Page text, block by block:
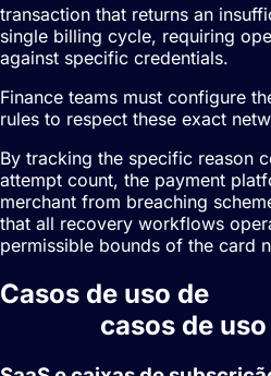
transaction that returns an
single billing cycle, requiring
against specific credentials.
Finance teams must configure
rules to respect these exact
By tracking the specific reason
attempt count, the payment
merchant from breaching
that all recovery workflows
permissible bounds of the card
Casos de uso de
casos de uso